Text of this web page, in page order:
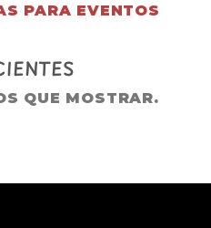
PARA EVENTOS
QUE MOSTRAR.